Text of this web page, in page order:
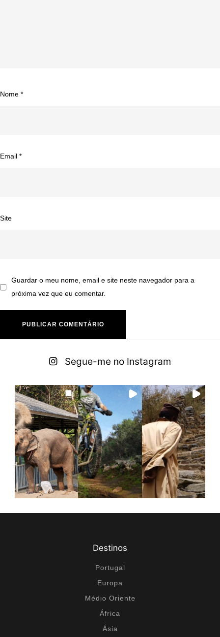
Nome *
Email *
Site
Guardar o meu nome, email e site neste navegador para a
próxima vez que eu comentar.
Segue-me no Instagram
Destinos
Portugal
Europa
Médio Oriente
África
Ásia